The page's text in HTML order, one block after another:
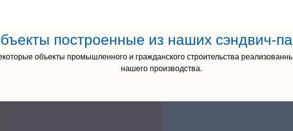
построенные из наших сэндвич-
объекты промышленного и гражданского строительства
нашего производства.